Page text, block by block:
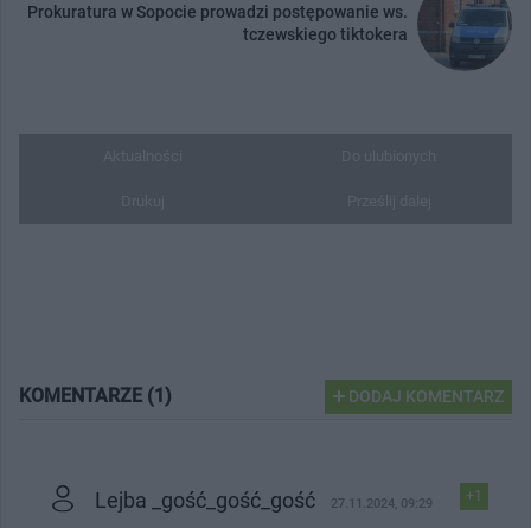
Prokuratura w Sopocie prowadzi postępowanie ws.
tczewskiego tiktokera
KOMENTARZE (1) DODAJ KOMENTARZ
+1
Lejba _gość_gość_gość 27.11.2024, 09:29